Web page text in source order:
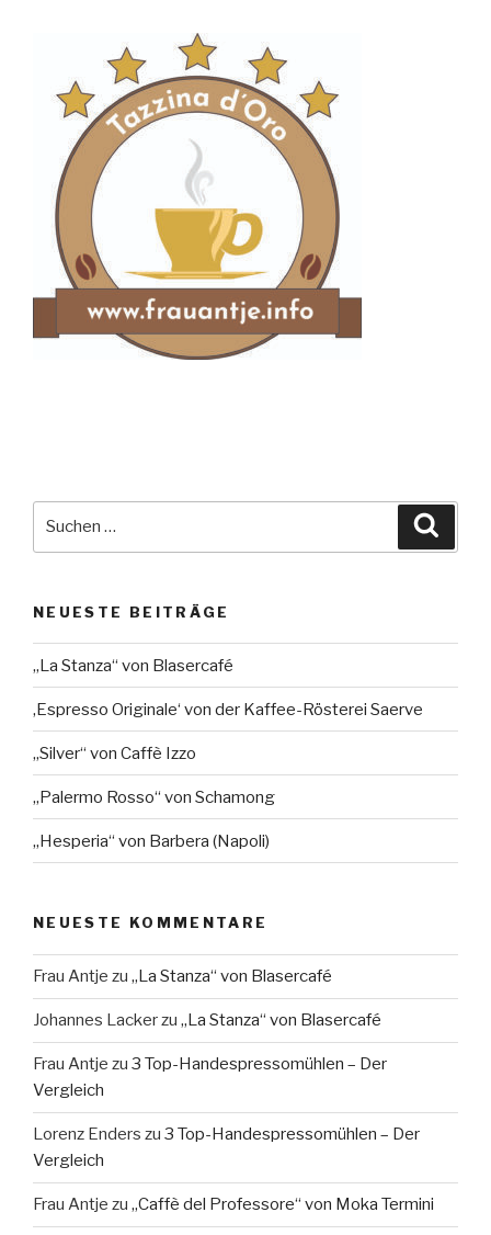
NEUESTE BEITRÄGE
„La Stanza“ von Blasercafé
‚Espresso Originale‘ von der Kaffee-Rösterei Saerve
„Silver“ von Caffè Izzo
„Palermo Rosso“ von Schamong
„Hesperia“ von Barbera (Napoli)
NEUESTE KOMMENTARE
Frau Antje zu „La Stanza“ von Blasercafé
Johannes Lackerzu „La Stanza“ von Blasercafé
Frau Antje zu 3 Top-Handespressomühlen – Der
Vergleich
Lorenz Enders zu 3 Top-Handespressomühlen – Der
Vergleich
Frau Antje zu „Caffè del Professore“ von Moka Termini